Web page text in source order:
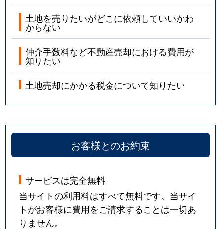
土地を売りたいがどこに依頼していいかわ
からない
仲介手数料など不動産売却における費用が
知りたい
土地売却にかかる税金について知りたい
お客様とのお約束
サービスは完全無料
当サイトの利用料はすべて無料です。当サイ
トがお客様に費用をご請求することは一切あ
りません。